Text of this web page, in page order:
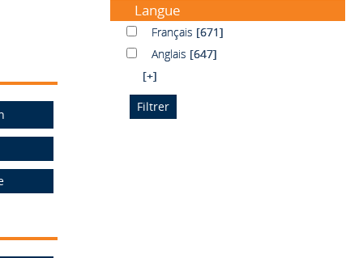
Langue
FrançaisFrançais [671]
AnglaisAnglais [647]
[+]